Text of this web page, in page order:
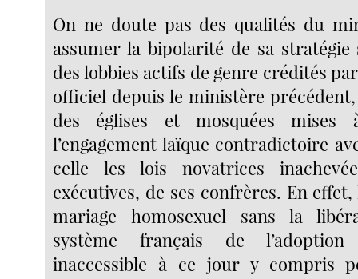
On ne doute pas des qualités du
assumer la bipolarité de sa stratégie
des lobbies actifs de genre crédités
officiel depuis le ministère
des églises et mosquées mises
l’engagement laïque contradictoire
celle les lois novatrices
exécutives, de ses confrères. En
mariage homosexuel sans la
système français de
inaccessible à ce jour y compris